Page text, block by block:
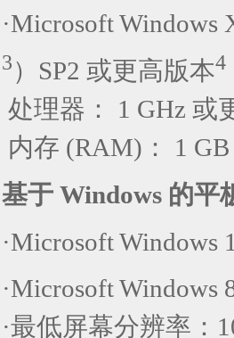
·Microsoft
3）SP2 或更高版本4
处理器： 1 GHz 或
内存 (RAM)： 1
基于 Windows 的
·Microsoft Windows
·Microsoft Windows
·最低屏幕分辨率：